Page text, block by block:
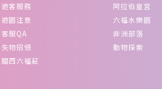
遊客服務
遊園注意
客服QA
失物招領
關西六福莊
阿拉伯皇宮
六福水樂園
非洲部落
動物探索